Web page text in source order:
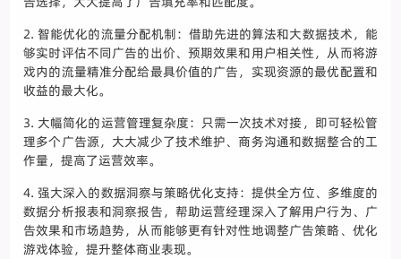
2. 智能优化的流量分配机制：借助先进的算法和大数据技术，能
够实时评估不同广告的出价、预期效果和用户相关性，从而将游
戏内的流量精准分配给最具价值的广告，实现资源的最优配置和
收益的最大化。
3. 大幅简化的运营管理复杂度：只需一次技术对接，即可轻松管
理多个广告源，大大减少了技术维护、商务沟通和数据整合的工
作量，提高了运营效率。
4. 强大深入的数据洞察与策略优化支持：提供全方位、多维度的
数据分析报表和洞察报告，帮助运营经理深入了解用户行为、广
告效果和市场趋势，从而能够更有针对性地调整广告策略、优化
游戏体验，提升整体商业表现。